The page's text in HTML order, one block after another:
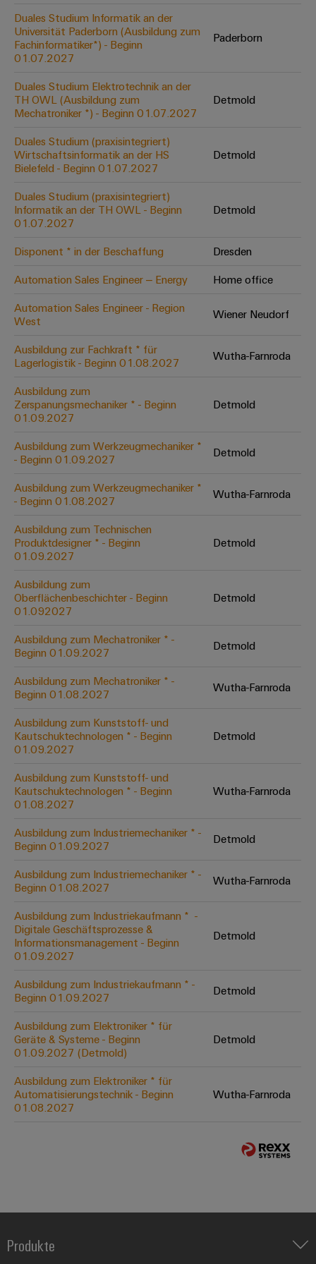
Abwasseraufbereitung
Lösungen
für
die
und
Abwasserindustrie
Wasserstoff
als
Schlüsseltechnologie
die
Energiewende
Effizienter
von
Automaten
Software
Markierer
Industriedrucker
Industrieleuchte
Infrastructure
Assemblierungsservice
Bestückte
Klemmenleisten
und
bestückte
Gehäuse
Kundenspezifische
Produktinnovationen
Ihre Industrie.
Configurator
auf einem
Duales Studium Informatik an der
Universität Paderborn (Ausbildung zum
Fachinformatiker*) - Beginn
01.07.2027
Paderborn
Duales Studium Elektrotechnik an der
TH OWL (Ausbildung zum
Mechatroniker *) - Beginn 01.07.2027
Detmold
Duales Studium (praxisintegriert)
Wirtschaftsinformatik an der HS
Bielefeld - Beginn 01.07.2027
Detmold
Duales Studium (praxisintegriert)
Informatik an der TH OWL - Beginn
01.07.2027
Detmold
Disponent * in der Beschaffung
Dresden
Automation Sales Engineer – Energy
Home office
Automation Sales Engineer - Region
West
Wiener Neudorf
Ausbildung zur Fachkraft * für
Lagerlogistik - Beginn 01.08.2027
Wutha-Farnroda
Ausbildung zum
Zerspanungsmechaniker * - Beginn
01.09.2027
Detmold
Ausbildung zum Werkzeugmechaniker *
- Beginn 01.09.2027
Detmold
Ausbildung zum Werkzeugmechaniker *
- Beginn 01.08.2027
Wutha-Farnroda
Ausbildung zum Technischen
Produktdesigner * - Beginn
01.09.2027
Detmold
Ausbildung zum
Oberflächenbeschichter - Beginn
01.092027
Detmold
Ausbildung zum Mechatroniker * -
Beginn 01.09.2027
Detmold
Ausbildung zum Mechatroniker * -
Beginn 01.08.2027
Wutha-Farnroda
Ausbildung zum Kunststoff- und
Kautschuktechnologen * - Beginn
01.09.2027
Detmold
Ausbildung zum Kunststoff- und
Kautschuktechnologen * - Beginn
01.08.2027
Wutha-Farnroda
Ausbildung zum Industriemechaniker * -
Beginn 01.09.2027
Detmold
Ausbildung zum Industriemechaniker * -
Beginn 01.08.2027
Wutha-Farnroda
Ausbildung zum Industriekaufmann * ​ -
Digitale Geschäftsprozesse &
Informationsmanagement - Beginn
01.09.2027
Detmold
Ausbildung zum Industriekaufmann * -
Beginn 01.09.2027
Detmold
Ausbildung zum Elektroniker * für
Geräte & Systeme - Beginn
01.09.2027 (Detmold)
Detmold
Ausbildung zum Elektroniker * für
Automatisierungstechnik - Beginn
01.08.2027
Wutha-Farnroda
Produkte